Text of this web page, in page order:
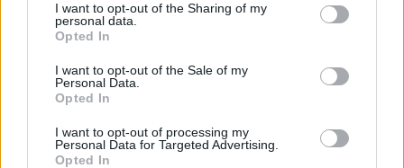
I want to opt-out of the Sharing of my
personal data.
Opted In
I want to opt-out of the Sale of my
Personal Data.
Opted In
I want to opt-out of processing my
Personal Data for Targeted Advertising.
Opted In
Επιστήμη- Υγεία: Οι οικονομικές δυσκολίες
επιταχύνουν τη γνωστικ…